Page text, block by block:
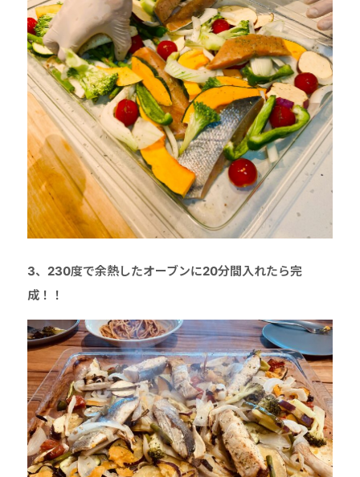
3、230度で余熱したオーブンに20分間入れたら完
成！！